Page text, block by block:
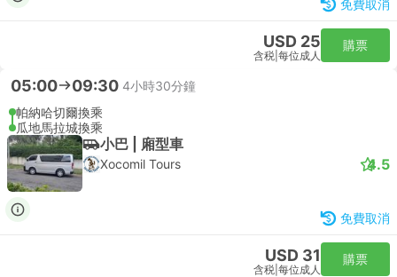
免費取消
USD 25
含税 每位成人
購票
05:00 09:30 4小時30分鐘
帕納哈切爾換乘
瓜地馬拉城換乘
小巴 | 廂型車
Xocomil Tours 4.5
免費取消
USD 31
含税 每位成人
購票